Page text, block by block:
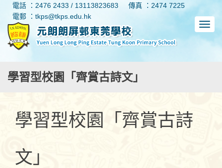
電話 ：2476 2433 / 13113823683
傳真 ：2474 7225
電郵 ：tkps@tkps.edu.hk
學習型校園「齊賞古詩文」
學習型校園「齊賞古詩
文」